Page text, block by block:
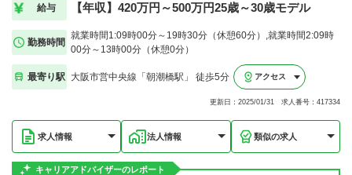
給与 【年収】420万円～500万円25歳～30歳モデル
勤務時間
就業時間1:09時00分～19時30分（休憩60分）,就業時間2:09時
00分～13時00分（休憩0分）
最寄り駅 大阪市営中央線「朝潮橋駅」 徒歩5分 アクセス
更新日：2025/01/31 求人番号：417334
求人情報 法人情報 類似の求人
キャリアアドバイザーのレポート